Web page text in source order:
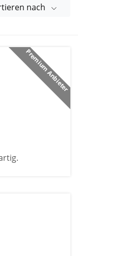
nach
Premium Anbieter